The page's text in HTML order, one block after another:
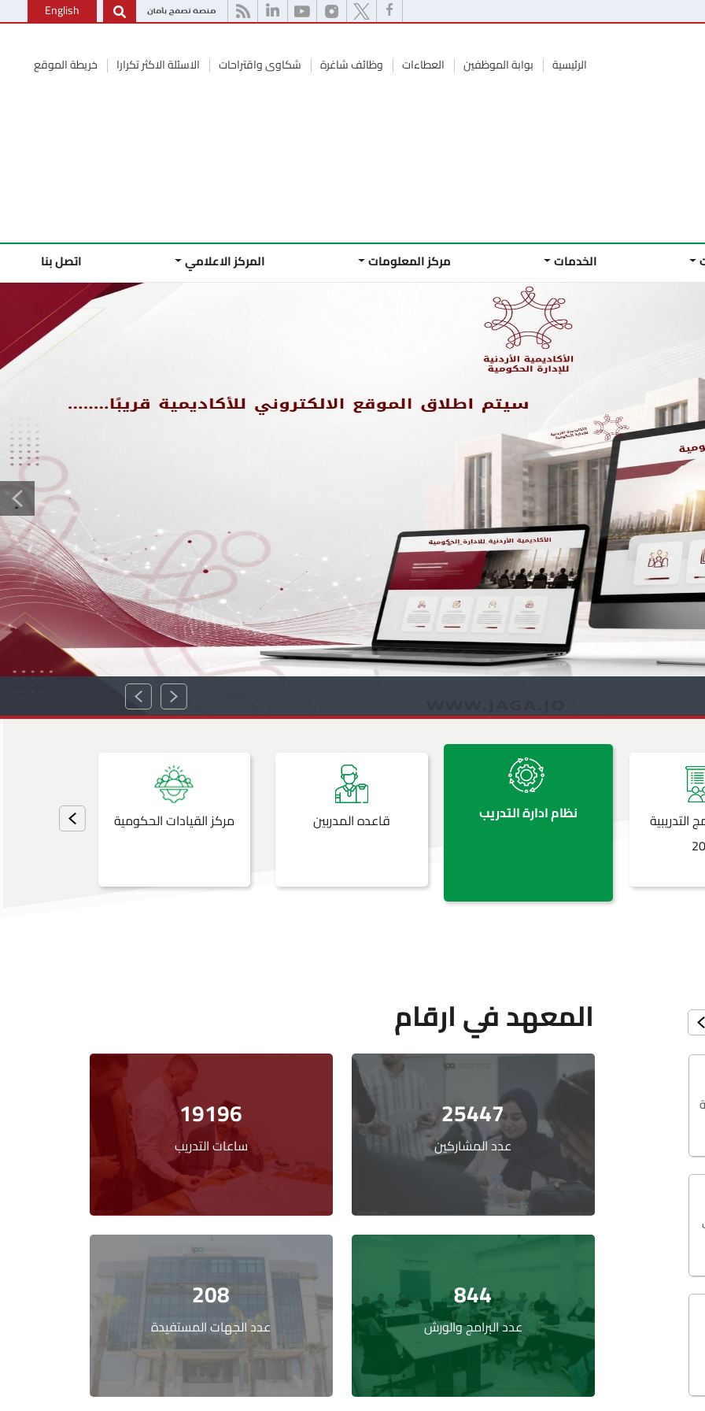
English
الرئيسية بوابة الموظفين العطاءات وظائف شاغرة شكاوى واقتراحات الاسئلة الاكثر تكرارا خريطة الموقع
الخدمات مركز المعلومات المركز الاعلامي اتصل بنا
التدريبية
نظام ادارة التدريب قاعده المدربين مركز القيادات الحكومية
المعهد في ارقام
25447
عدد المشاركين
19196
ساعات التدريب
844
عدد البرامج والورش
208
عدد الجهات المستفيدة